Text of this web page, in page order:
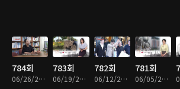
784회
06/26/2026 • 51분
783회
06/19/2026 • 50분
782회
06/12/2026 • 51분
781회
06/05/2026 • 50분